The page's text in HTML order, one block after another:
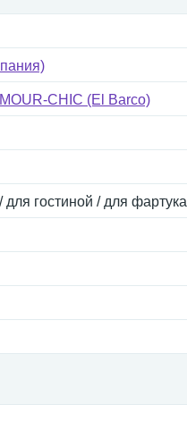
CHIC (El Barco)
для гостиной / для фартука